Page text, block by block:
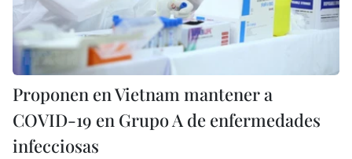
Proponen en Vietnam mantener a
COVID-19 en Grupo A de enfermedades
infecciosas